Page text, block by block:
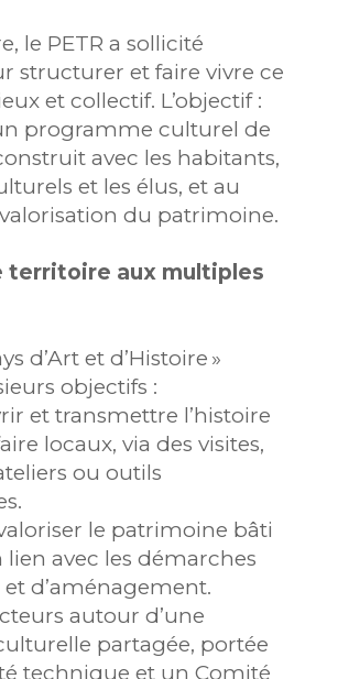
le PETR a sollicité
structurer et faire vivre ce
et collectif. L’objectif :
programme culturel de
avec les habitants,
et les élus, et au
du patrimoine.
territoire aux multiples
d’Art et d’Histoire »
objectifs :
et transmettre l’histoire
locaux, via des visites,
ou outils
le patrimoine bâti
lien avec les démarches
d’aménagement.
autour d’une
partagée, portée
technique et un Comité